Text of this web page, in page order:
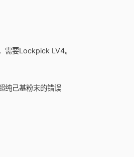
需要Lockpick LV4。
纯己基粉末的错误